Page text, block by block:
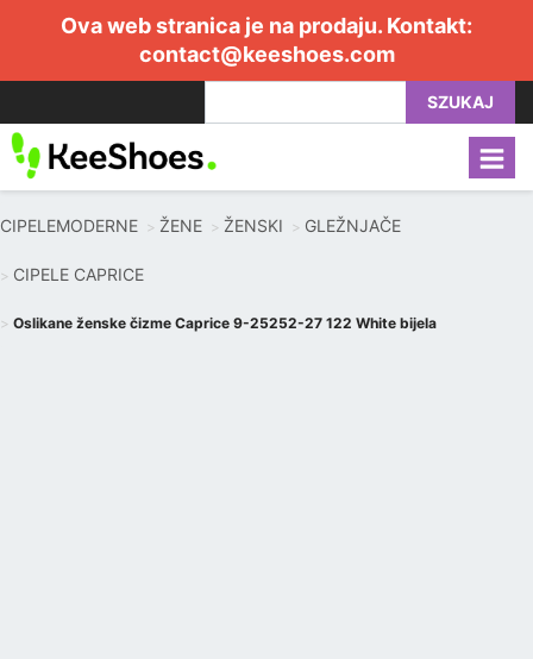
Ova web stranica je na prodaju. Kontakt:
contact@keeshoes.com
SZUKAJ
CIPELEMODERNE ŽENE ŽENSKI GLEŽNJAČE
CIPELE CAPRICE
Oslikane ženske čizme Caprice 9-25252-27 122 White bijela